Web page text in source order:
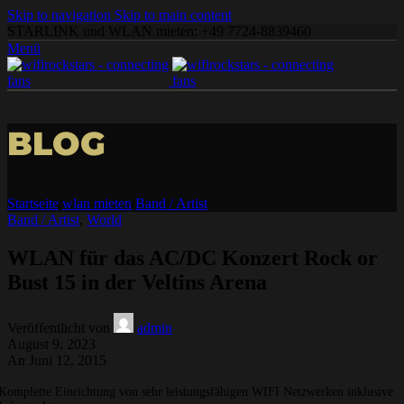
Skip to navigation Skip to main content
Menü
BLOG
Startseite wlan mieten Band / Artist
Band / Artist World
WLAN für das AC/DC Konzert Rock or
Bust 15 in der Veltins Arena
Veröffentlicht von
admin
August 9, 2023
An Juni 12, 2015
Einrichtung von sehr leistungsfähigen WIFI Netzwerken inklusive